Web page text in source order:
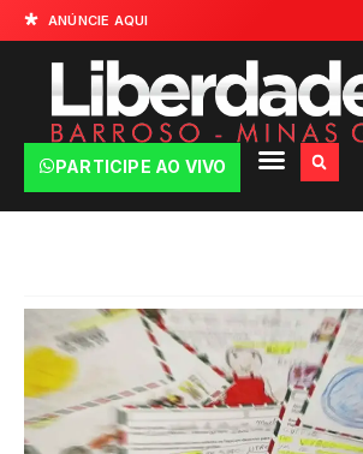
ANÚNCIE AQUI
PARTICIPE AO VIVO